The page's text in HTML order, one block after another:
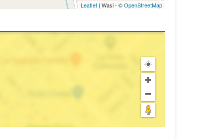
Leaflet| Wasi - ©OpenStreetMap